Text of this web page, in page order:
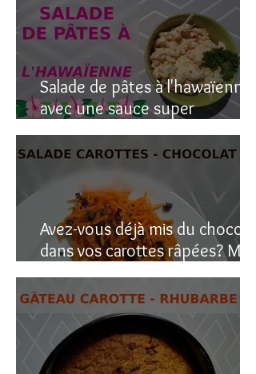
Salade de pâtes à l'hawaïenne
avec une sauce super
crémeuse
Avez-vous déjà mis du chocolat
dans vos carottes râpées? Moi
oui, et c’est étonnant